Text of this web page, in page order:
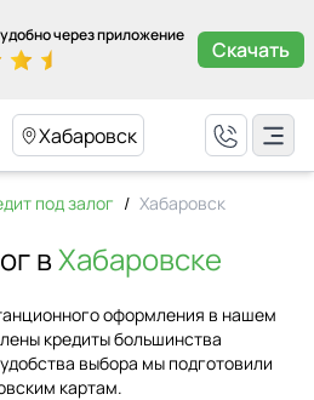
через приложение
Скачать
Хабаровск
под залог / Хабаровск
вХабаровске
оформления в нашем
кредиты большинства
выбора мы подготовили
картам.